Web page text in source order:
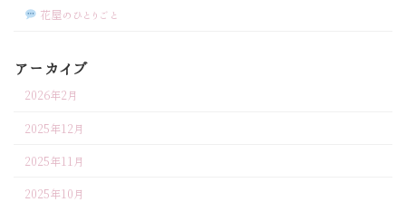
花屋のひとりごと
アーカイブ
2026年2月
2025年12月
2025年11月
2025年10月